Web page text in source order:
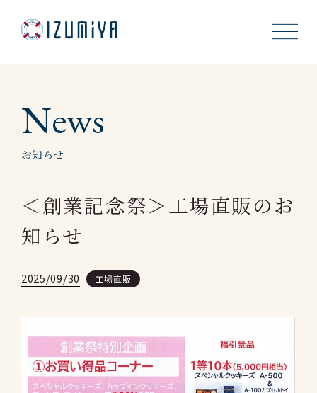
News
Contact
News
お知らせ
＜創業記念祭＞工場直販のお
知らせ
2025/09/30 工場直販